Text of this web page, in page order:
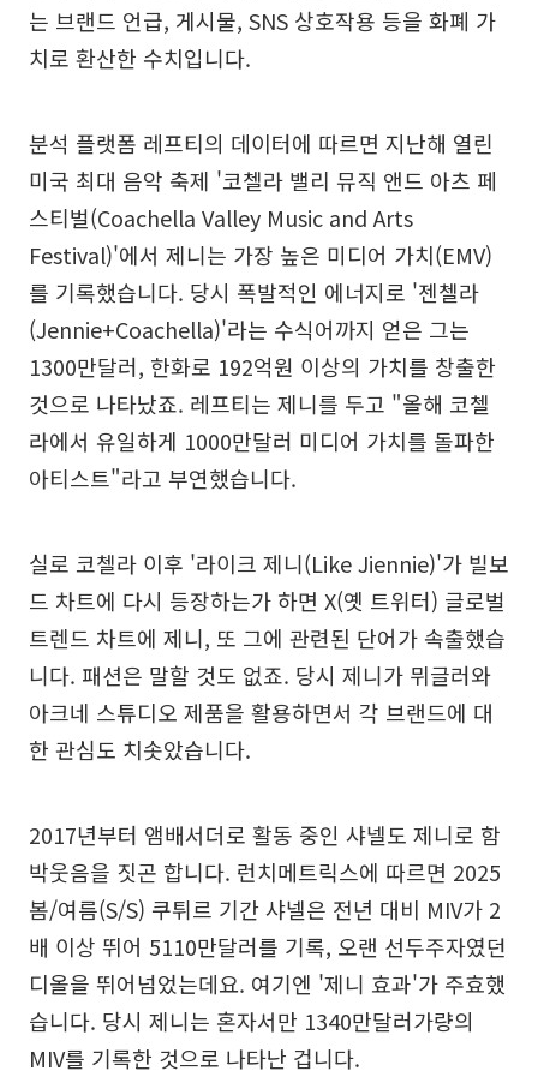
는 브랜드 언급, 게시물, SNS 상호작용 등을 화폐 가
치로 환산한 수치입니다.
분석 플랫폼 레프티의 데이터에 따르면 지난해 열린
미국 최대 음악 축제 '코첼라 밸리 뮤직 앤드 아츠 페
스티벌(Coachella Valley Music and Arts
Festival)'에서 제니는 가장 높은 미디어 가치(EMV)
를 기록했습니다. 당시 폭발적인 에너지로 '젠첼라
(Jennie+Coachella)'라는 수식어까지 얻은 그는
1300만달러, 한화로 192억원 이상의 가치를 창출한
것으로 나타났죠. 레프티는 제니를 두고 "올해 코첼
라에서 유일하게 1000만달러 미디어 가치를 돌파한
아티스트"라고 부연했습니다.
실로 코첼라 이후 '라이크 제니(Like Jiennie)'가 빌보
드 차트에 다시 등장하는가 하면 X(옛 트위터) 글로벌
트렌드 차트에 제니, 또 그에 관련된 단어가 속출했습
니다. 패션은 말할 것도 없죠. 당시 제니가 뮈글러와
아크네 스튜디오 제품을 활용하면서 각 브랜드에 대
한 관심도 치솟았습니다.
2017년부터 앰배서더로 활동 중인 샤넬도 제니로 함
박웃음을 짓곤 합니다. 런치메트릭스에 따르면 2025
봄/여름(S/S) 쿠튀르 기간 샤넬은 전년 대비 MIV가 2
배 이상 뛰어 5110만달러를 기록, 오랜 선두주자였던
디올을 뛰어넘었는데요. 여기엔 '제니 효과'가 주효했
습니다. 당시 제니는 혼자서만 1340만달러가량의
MIV를 기록한 것으로 나타난 겁니다.